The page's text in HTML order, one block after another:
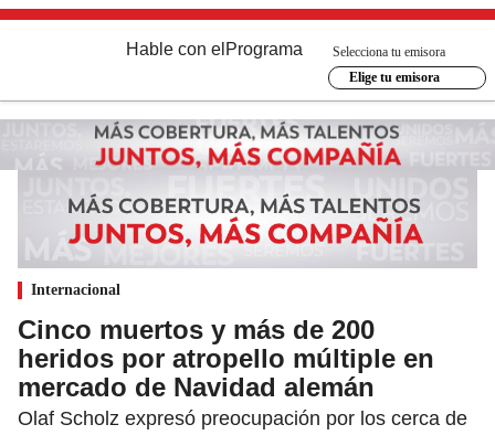
Hable con el Programa
Selecciona tu emisora
Elige tu emisora
Internacional
Cinco muertos y más de 200
heridos por atropello múltiple en
mercado de Navidad alemán
Olaf Scholz expresó preocupación por los cerca de